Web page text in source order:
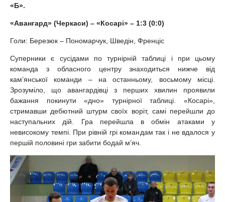
«Б».
«Авангард» (Черкаси) – «Косарі» – 1:3 (0:0)
Голи: Березюк – Пономарчук, Шведін, Френціс
Суперники є сусідами по турнірній таблиці і при цьому
команда з обласного центру знаходиться нижче від
кам’янської команди – на останньому, восьмому місці.
Зрозуміло, що авангардівці з перших хвилин проявили
бажання покинути «дно» турнірної таблиці. «Косарі»,
стримавши дебютний штурм своїх воріт, самі перейшли до
наступальних дій. Гра перейшла в обмін атаками у
невисокому темпі. При рівній грі командам так і не вдалося у
першій половині гри забити бодай м’яч.